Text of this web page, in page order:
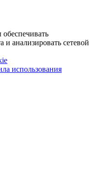
и анализировать сетевой
использования